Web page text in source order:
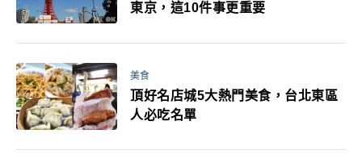
東京，這10件事更重要
美食
頂好名店城5大熱門美食，台北東區
人必吃名單